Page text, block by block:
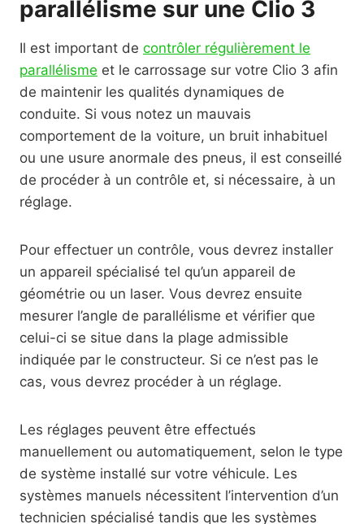
parallélisme sur une Clio 3
Il est important de contrôler régulièrement le
parallélisme et le carrossage sur votre Clio 3 afin
de maintenir les qualités dynamiques de
conduite. Si vous notez un mauvais
comportement de la voiture, un bruit inhabituel
ou une usure anormale des pneus, il est conseillé
de procéder à un contrôle et, si nécessaire, à un
réglage.
Pour effectuer un contrôle, vous devrez installer
un appareil spécialisé tel qu’un appareil de
géométrie ou un laser. Vous devrez ensuite
mesurer l’angle de parallélisme et vérifier que
celui-ci se situe dans la plage admissible
indiquée par le constructeur. Si ce n’est pas le
cas, vous devrez procéder à un réglage.
Les réglages peuvent être effectués
manuellement ou automatiquement, selon le type
de système installé sur votre véhicule. Les
systèmes manuels nécessitent l’intervention d’un
technicien spécialisé tandis que les systèmes